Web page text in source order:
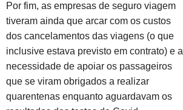
Por fim, as empresas de seguro viagem
tiveram ainda que arcar com os custos
dos cancelamentos das viagens (o que
inclusive estava previsto em contrato) e a
necessidade de apoiar os passageiros
que se viram obrigados a realizar
quarentenas enquanto aguardavam os